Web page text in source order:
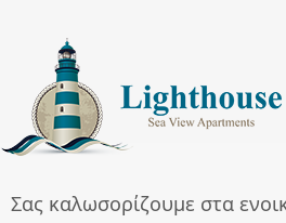
Σας καλωσορίζουμε στα